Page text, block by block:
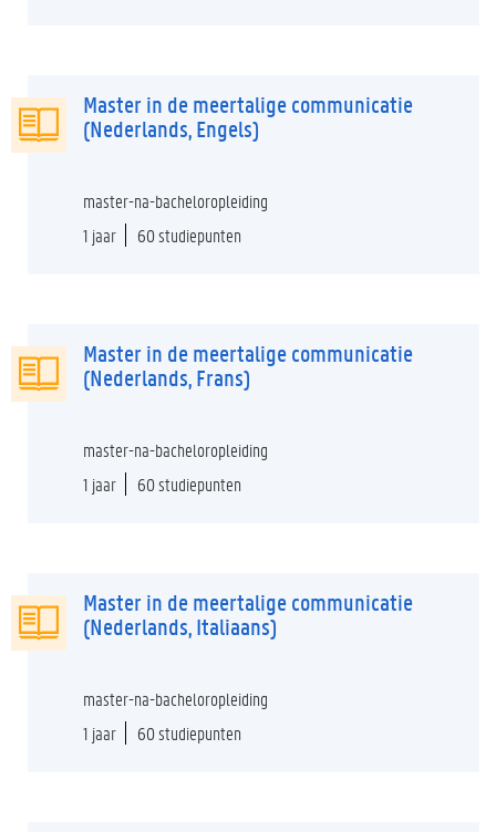
Master in de meertalige communicatie
(Nederlands, Engels)
master-na-bacheloropleiding
1 jaar
60 studiepunten
Master in de meertalige communicatie
(Nederlands, Frans)
master-na-bacheloropleiding
1 jaar
60 studiepunten
Master in de meertalige communicatie
(Nederlands, Italiaans)
master-na-bacheloropleiding
1 jaar
60 studiepunten